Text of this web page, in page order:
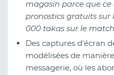
magasin parce que ce
pronostics gratuits sur
000 takas sur le
Des captures d'écran
modélisées de
messagerie, où les